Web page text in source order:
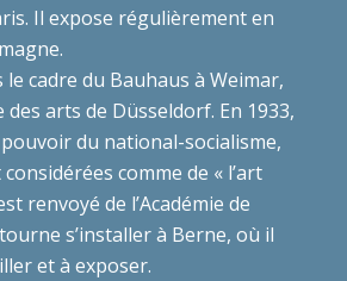
Il expose régulièrement en
le cadre du Bauhaus à Weimar,
des arts de Düsseldorf. En 1933,
pouvoir du national-socialisme,
comme de « l’art
renvoyé de l’Académie de
s’installer à Berne, où il
et à exposer.